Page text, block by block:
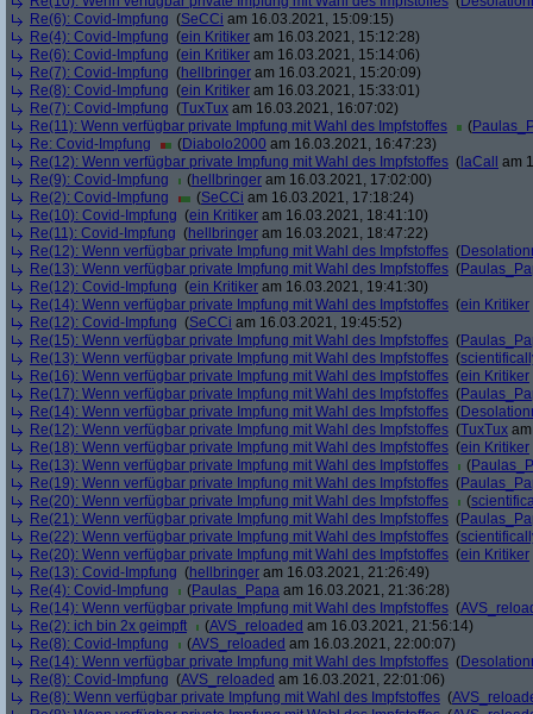
Re(6): Covid-Impfung (SeCCi am 16.03.2021, 15:09:15)
Re(4): Covid-Impfung (ein Kritiker am 16.03.2021, 15:12:28)
Re(6): Covid-Impfung (ein Kritiker am 16.03.2021, 15:14:06)
Re(7): Covid-Impfung (hellbringer am 16.03.2021, 15:20:09)
Re(8): Covid-Impfung (ein Kritiker am 16.03.2021, 15:33:01)
Re(7): Covid-Impfung (TuxTux am 16.03.2021, 16:07:02)
Re(11): Wenn verfügbar private Impfung mit Wahl des Impfstoffes
(
Re: Covid-Impfung
(Diabolo2000 am 16.03.2021, 16:47:23)
Re(12): Wenn verfügbar private Impfung mit Wahl des Impfstoffes ( laCall
am
Re(9): Covid-Impfung
(hellbringer am 16.03.2021, 17:02:00)
Re(2): Covid-Impfung
(SeCCi am 16.03.2021, 17:18:24)
Re(10): Covid-Impfung (ein Kritiker am 16.03.2021, 18:41:10)
Re(11): Covid-Impfung (hellbringer am 16.03.2021, 18:47:22)
Re(12): Wenn verfügbar private Impfung mit Wahl des Impfstoffes (
Re(13): Wenn verfügbar private Impfung mit Wahl des Impfstoffes (
Re(12): Covid-Impfung (ein Kritiker am 16.03.2021, 19:41:30)
Re(14): Wenn verfügbar private Impfung mit Wahl des Impfstoffes (ein Kritiker
Re(12): Covid-Impfung (SeCCi am 16.03.2021, 19:45:52)
Re(15): Wenn verfügbar private Impfung mit Wahl des Impfstoffes (
Re(13): Wenn verfügbar private Impfung mit Wahl des Impfstoffes (
Re(16): Wenn verfügbar private Impfung mit Wahl des Impfstoffes (ein Kritiker
Re(17): Wenn verfügbar private Impfung mit Wahl des Impfstoffes (
Re(14): Wenn verfügbar private Impfung mit Wahl des Impfstoffes (
Re(12): Wenn verfügbar private Impfung mit Wahl des Impfstoffes (TuxTux
Re(18): Wenn verfügbar private Impfung mit Wahl des Impfstoffes (ein Kritiker
Re(13): Wenn verfügbar private Impfung mit Wahl des Impfstoffes
(
Re(19): Wenn verfügbar private Impfung mit Wahl des Impfstoffes (
Re(20): Wenn verfügbar private Impfung mit Wahl des Impfstoffes
(
Re(21): Wenn verfügbar private Impfung mit Wahl des Impfstoffes (
Re(22): Wenn verfügbar private Impfung mit Wahl des Impfstoffes (
Re(20): Wenn verfügbar private Impfung mit Wahl des Impfstoffes (ein Kritiker
Re(13): Covid-Impfung (hellbringer am 16.03.2021, 21:26:49)
Re(4): Covid-Impfung
(Paulas_Papa am 16.03.2021, 21:36:28)
Re(14): Wenn verfügbar private Impfung mit Wahl des Impfstoffes (
Re(2): ich bin 2x geimpft
(AVS_reloaded am 16.03.2021, 21:56:14)
Re(8): Covid-Impfung
(AVS_reloaded am 16.03.2021, 22:00:07)
Re(14): Wenn verfügbar private Impfung mit Wahl des Impfstoffes (
Re(8): Covid-Impfung (AVS_reloaded am 16.03.2021, 22:01:06)
Re(8): Wenn verfügbar private Impfung mit Wahl des Impfstoffes (